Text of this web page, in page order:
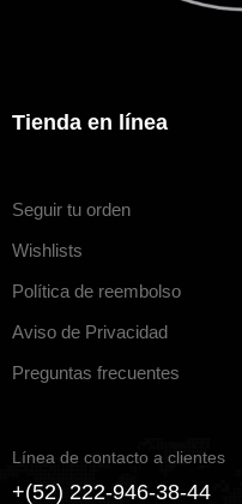
Tienda en línea
Seguir tu orden
Wishlists
Política de reembolso
Aviso de Privacidad
Preguntas frecuentes
Línea de contacto a clientes
+(52) 222-946-38-44